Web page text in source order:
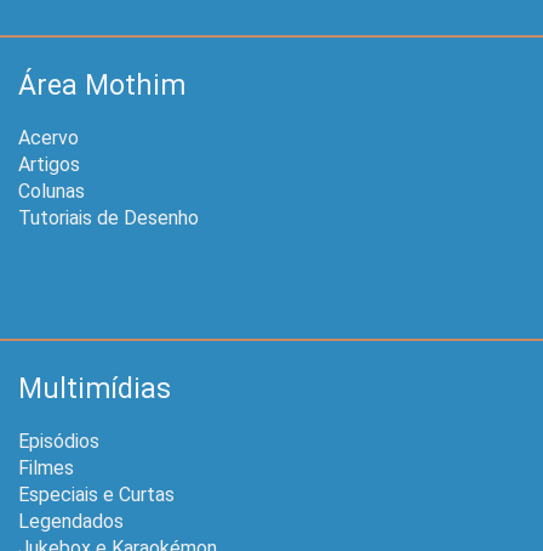
Área Mothim
Acervo
Artigos
Colunas
Tutoriais de Desenho
Multimídias
Episódios
Filmes
Especiais e Curtas
Legendados